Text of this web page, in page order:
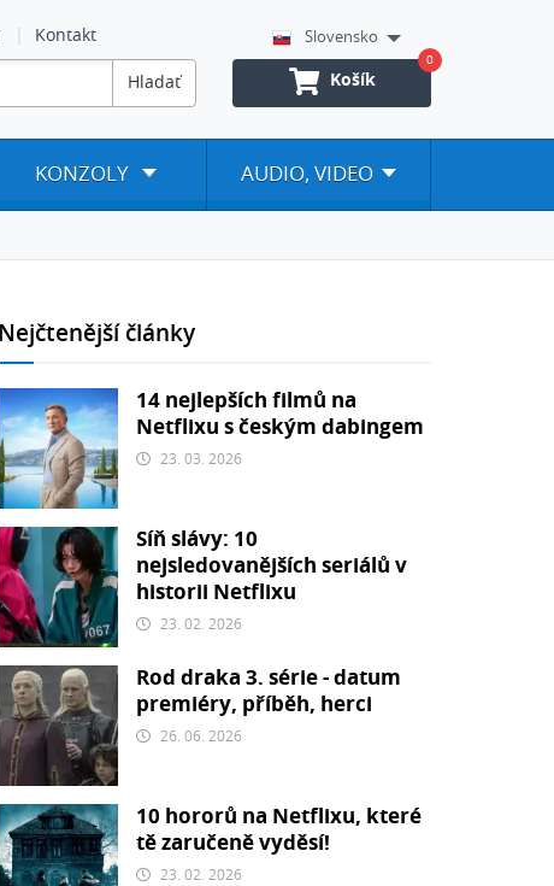
Kontakt Slovensko
Hladať Košík
0
KONZOLY AUDIO, VIDEO
Nejčtenější články
14 nejlepších filmů na
Netflixu s českým dabingem
23. 03. 2026
Síň slávy: 10
nejsledovanějších seriálů v
historii Netflixu
23. 02. 2026
Rod draka 3. série - datum
premiéry, příběh, herci
26. 06. 2026
10 hororů na Netflixu, které
tě zaručeně vyděsí!
23. 02. 2026